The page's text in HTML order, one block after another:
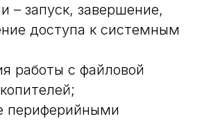
– запуск, завершение,
доступа к системным
работы с файловой
периферийными